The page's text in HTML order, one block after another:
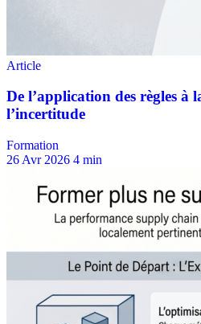
Formation
26 Avr 2026 4 min